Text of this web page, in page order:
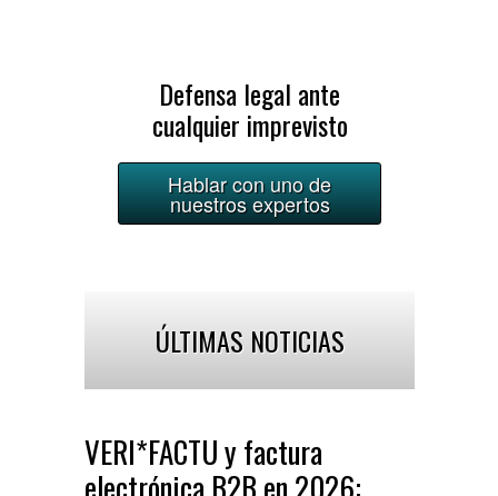
Defensa legal ante
cualquier imprevisto
Hablar con uno de
nuestros expertos
ÚLTIMAS NOTICIAS
VERI*FACTU y factura